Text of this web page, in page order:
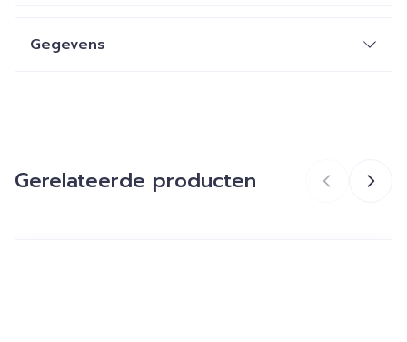
Gegevens
Merken BSN Medical
Gerelateerde producten